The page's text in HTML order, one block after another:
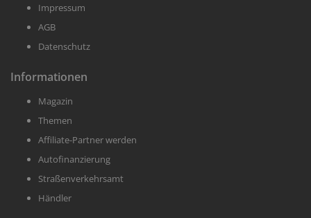
Impressum
AGB
Datenschutz
Informationen
Magazin
Themen
Affiliate-Partner werden
Autofinanzierung
Straßenverkehrsamt
Händler